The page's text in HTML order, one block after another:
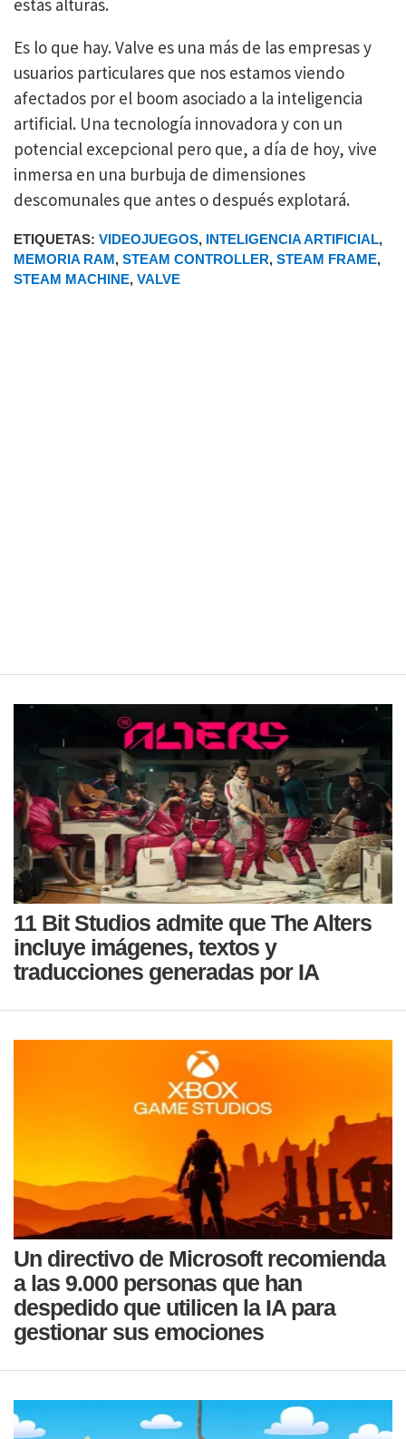
estas alturas.
Es lo que hay. Valve es una más de las empresas y
usuarios particulares que nos estamos viendo
afectados por el boom asociado a la inteligencia
artificial. Una tecnología innovadora y con un
potencial excepcional pero que, a día de hoy, vive
inmersa en una burbuja de dimensiones
descomunales que antes o después explotará.
ETIQUETAS: VIDEOJUEGOS, INTELIGENCIA ARTIFICIAL,
MEMORIA RAM, STEAM CONTROLLER, STEAM FRAME,
STEAM MACHINE, VALVE
11 Bit Studios admite que The Alters
incluye imágenes, textos y
traducciones generadas por IA
Un directivo de Microsoft recomienda
a las 9.000 personas que han
despedido que utilicen la IA para
gestionar sus emociones